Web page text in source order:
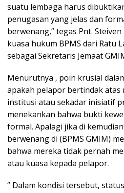
suatu lembaga harus
penugasan yang jelas dan
berwenang,” tegas Pnt.
kuasa hukum BPMS dari Ratu
sebagai Sekretaris Jemaat
​Menurutnya , poin krusial
apakah pelapor bertindak atas
institusi atau sekadar inisiatif
menekankan bahwa bukti
formal. Apalagi jika di
berwenang di (BPMS GMIM)
bahwa mereka tidak pernah
atau kuasa kepada pelapor.
​” Dalam kondisi tersebut,